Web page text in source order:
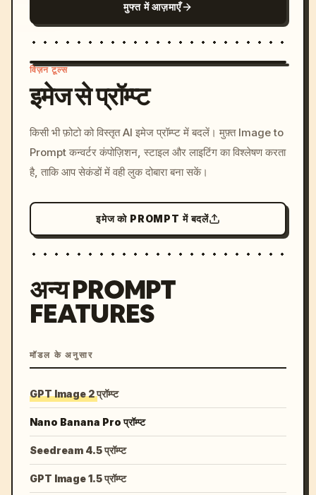
मुफ्त में आज़माएँ
c, cyberpunk sunset, neon
colors, 8k --v 6.0
विज़न टूल्स
इमेज से प्रॉम्प्ट
किसी भी फ़ोटो को विस्तृत AI इमेज प्रॉम्प्ट में बदलें। मुफ़्त Image to
Prompt कन्वर्टर कंपोज़िशन, स्टाइल और लाइटिंग का विश्लेषण करता
है, ताकि आप सेकंडों में वही लुक दोबारा बना सकें।
इमेज को PROMPT में बदलें
अन्य PROMPT
FEATURES
मॉडल के अनुसार
GPT Image 2 प्रॉम्प्ट
Nano Banana Pro प्रॉम्प्ट
Seedream 4.5 प्रॉम्प्ट
GPT Image 1.5 प्रॉम्प्ट